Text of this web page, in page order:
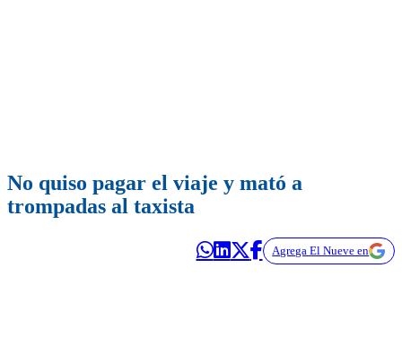
No quiso pagar el viaje y mató a
trompadas al taxista
Agrega El Nueve en